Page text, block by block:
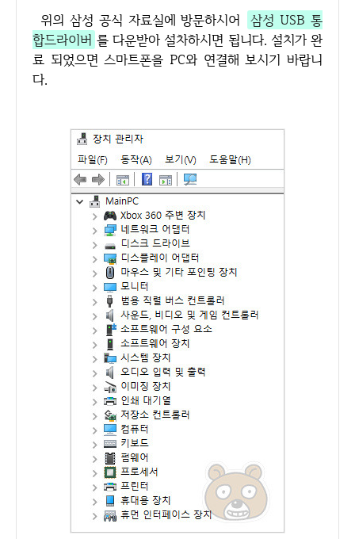
위의 삼성 공식 자료실에 방문하시어
삼성 USB 통
합드라이버 를 다운받아 설차하시면 됩니다. 설치가 완
료 되었으면 스마트폰을 PC와 연결해 보시기 바랍니
다.